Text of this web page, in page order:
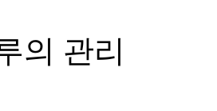
의 관리